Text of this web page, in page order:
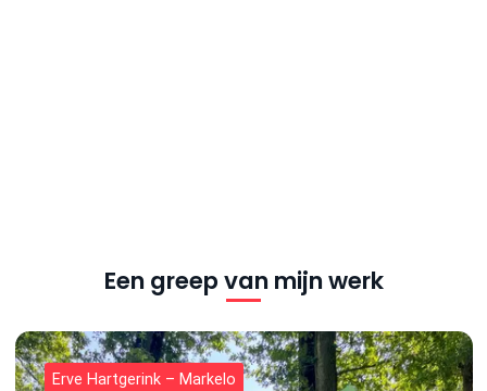
Een greep van mijn werk
Erve Hartgerink – Markelo